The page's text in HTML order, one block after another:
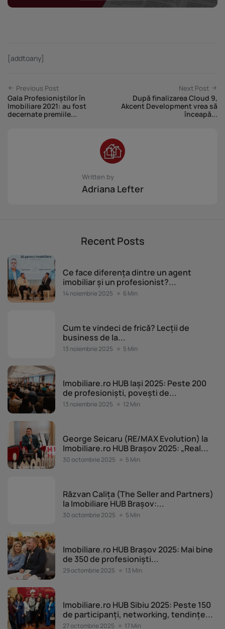
[addtoany]
Previous Post
Gala Profesioniștilor în
Imobiliare 2021: au fost
decernate premiile...
Next Post
După finalizarea Cloud 9,
Akcent Development vrea să
înceapă...
Written by
Adriana Lefter
Recent Posts
Ce face diferența dintre un agent
imobiliar și un profesionist?...
14 noiembrie 2025 6 Min
Cum te vindeci de frică? Lecții de
business de la...
13 noiembrie 2025 5 Min
Imobiliare.ro HUB Iași 2025: Peste 200
de profesioniști, povești de...
13 noiembrie 2025 12 Min
George Seicaru (RE/MAX Evolution) la
Imobiliare.ro HUB Brașov 2025: „Real...
30 octombrie 2025 5 Min
Răzvan Calița (The Seller and Partners)
la Imobiliare HUB Brașov:...
30 octombrie 2025 5 Min
Imobiliare.ro HUB Brașov 2025: Mai bine
de 350 de profesioniști...
29 octombrie 2025 13 Min
Imobiliare.ro HUB Sibiu 2025: Peste 150
de participanți, networking, tendințe...
27 octombrie 2025 17 Min